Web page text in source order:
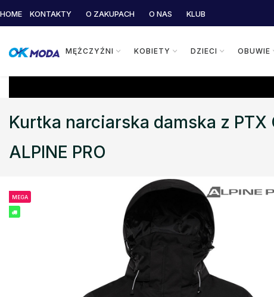
HOME KONTAKTY O ZAKUPACH O NAS KLUB
MĘŻCZYŹNI KOBIETY DZIECI OBUWIE
Kurtka narciarska damska z PTX
ALPINE PRO
MEGA